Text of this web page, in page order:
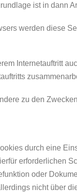
ist in dann
werden diese
Internetauftritt
zu den
durch eine
erforderlichen
oder
nicht über